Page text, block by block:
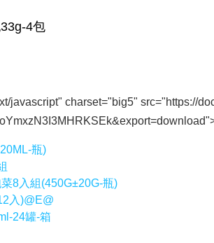
javascript" charset="big5" src="https://
瓶)
8入組(450G±20G-瓶)
入)@E@
24罐-箱